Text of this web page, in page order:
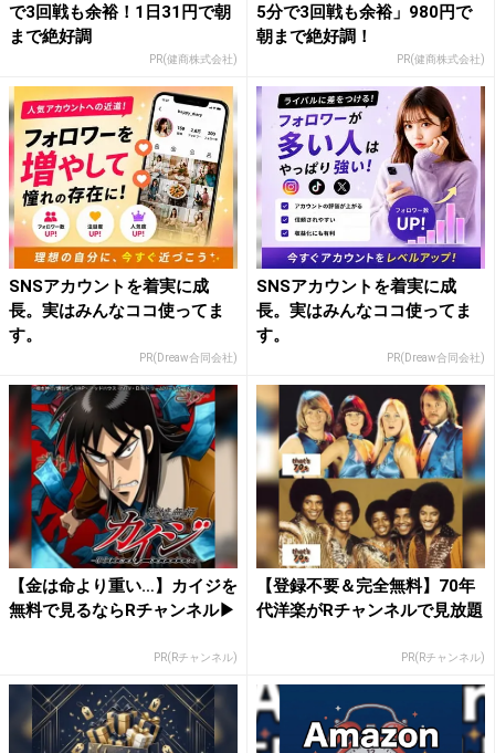
で3回戦も余裕！1日31円で朝
まで絶好調
PR(健商株式会社)
5分で3回戦も余裕」980円で
朝まで絶好調！
PR(健商株式会社)
SNSアカウントを着実に成
長。実はみんなココ使ってま
す。
PR(Dreaw合同会社)
SNSアカウントを着実に成
長。実はみんなココ使ってま
す。
PR(Dreaw合同会社)
【金は命より重い…】カイジを
無料で見るならRチャンネル▶︎
PR(Rチャンネル)
【登録不要＆完全無料】70年
代洋楽がRチャンネルで見放題
PR(Rチャンネル)